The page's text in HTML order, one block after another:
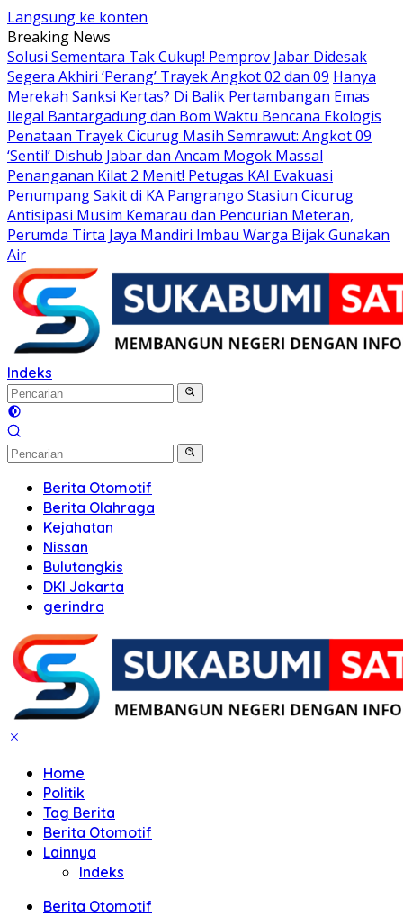
Langsung ke konten
Breaking News
Solusi Sementara Tak Cukup! Pemprov Jabar Didesak
Segera Akhiri ‘Perang’ Trayek Angkot 02 dan 09 Hanya
Merekah Sanksi Kertas? Di Balik Pertambangan Emas
Ilegal Bantargadung dan Bom Waktu Bencana Ekologis
Penataan Trayek Cicurug Masih Semrawut: Angkot 09
‘Sentil’ Dishub Jabar dan Ancam Mogok Massal
Penanganan Kilat 2 Menit! Petugas KAI Evakuasi
Penumpang Sakit di KA Pangrango Stasiun Cicurug
Antisipasi Musim Kemarau dan Pencurian Meteran,
Perumda Tirta Jaya Mandiri Imbau Warga Bijak Gunakan
Air
Indeks
Berita Otomotif
Berita Olahraga
Kejahatan
Nissan
Bulutangkis
DKI Jakarta
gerindra
Home
Politik
Tag Berita
Berita Otomotif
Lainnya
Indeks
Berita Otomotif